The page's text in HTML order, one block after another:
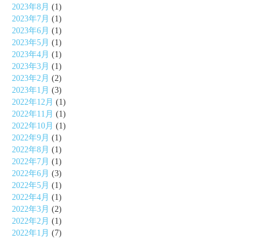
2023年8月 (1)
2023年7月 (1)
2023年6月 (1)
2023年5月 (1)
2023年4月 (1)
2023年3月 (1)
2023年2月 (2)
2023年1月 (3)
2022年12月 (1)
2022年11月 (1)
2022年10月 (1)
2022年9月 (1)
2022年8月 (1)
2022年7月 (1)
2022年6月 (3)
2022年5月 (1)
2022年4月 (1)
2022年3月 (2)
2022年2月 (1)
2022年1月 (7)